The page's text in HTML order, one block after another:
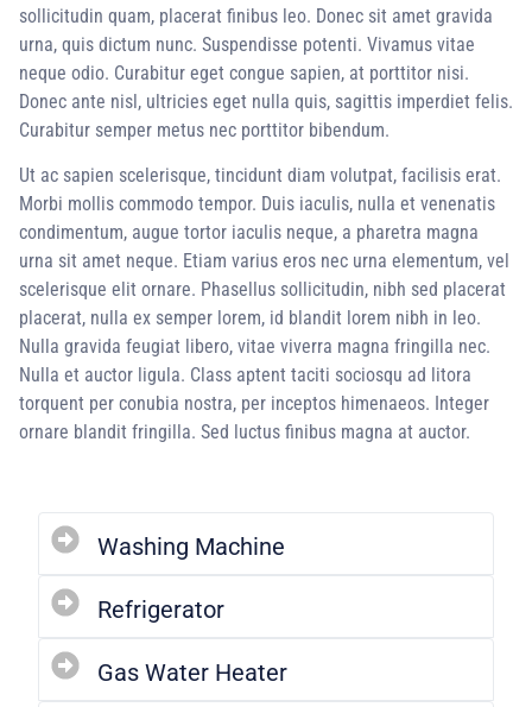
sollicitudin quam, placerat finibus leo. Donec sit amet gravida
urna, quis dictum nunc. Suspendisse potenti. Vivamus vitae
neque odio. Curabitur eget congue sapien, at porttitor nisi.
Donec ante nisl, ultricies eget nulla quis, sagittis imperdiet felis.
Curabitur semper metus nec porttitor bibendum.
Ut ac sapien scelerisque, tincidunt diam volutpat, facilisis erat.
Morbi mollis commodo tempor. Duis iaculis, nulla et venenatis
condimentum, augue tortor iaculis neque, a pharetra magna
urna sit amet neque. Etiam varius eros nec urna elementum, vel
scelerisque elit ornare. Phasellus sollicitudin, nibh sed placerat
placerat, nulla ex semper lorem, id blandit lorem nibh in leo.
Nulla gravida feugiat libero, vitae viverra magna fringilla nec.
Nulla et auctor ligula. Class aptent taciti sociosqu ad litora
torquent per conubia nostra, per inceptos himenaeos. Integer
ornare blandit fringilla. Sed luctus finibus magna at auctor.
Washing Machine
Refrigerator
Gas Water Heater